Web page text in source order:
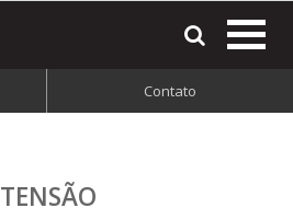
Contato